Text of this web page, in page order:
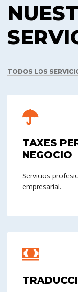
TODOS LOS
TAXES
NEGOCIO
Servicios
empresarial.